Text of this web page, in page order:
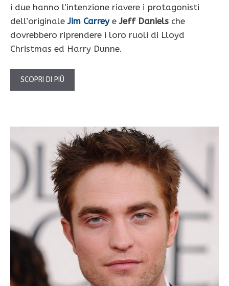
i due hanno l’intenzione riavere i protagonisti
dell’originale Jim CarreyeJeff Daniels che
dovrebbero riprendere i loro ruoli di Lloyd
Christmas ed Harry Dunne.
SCOPRI DI PIÙ